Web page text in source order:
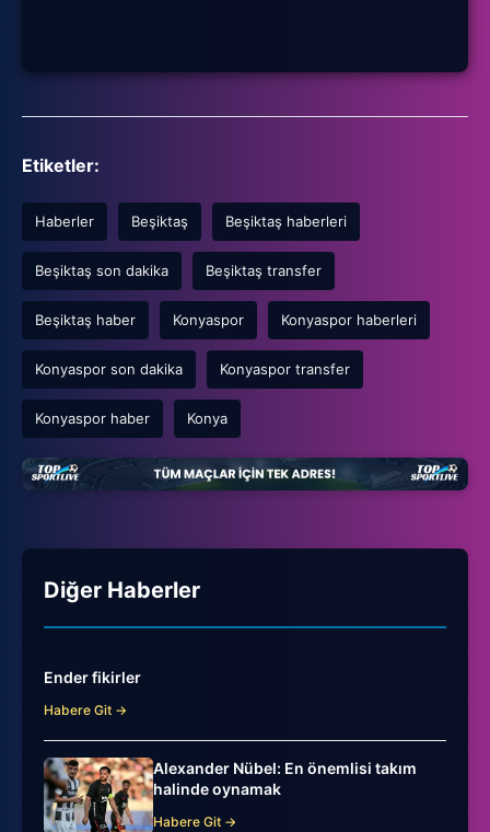
Etiketler:
Haberler Beşiktaş Beşiktaş haberleri
Beşiktaş son dakika Beşiktaş transfer
Beşiktaş haber Konyaspor Konyaspor haberleri
Konyaspor son dakika Konyaspor transfer
Konyaspor haber Konya
Diğer Haberler
Ender fikirler
Habere Git →
Alexander Nübel: En önemlisi takım
halinde oynamak
Habere Git →